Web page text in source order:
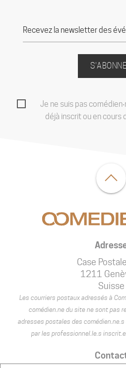
Je ne suis pas
déjà inscrit ou en cours
Case
1211
Suisse
Les courriers postaux adressés à
comédien.ne du site ne sont pas
adresses postales des
par les professionnel.le.s